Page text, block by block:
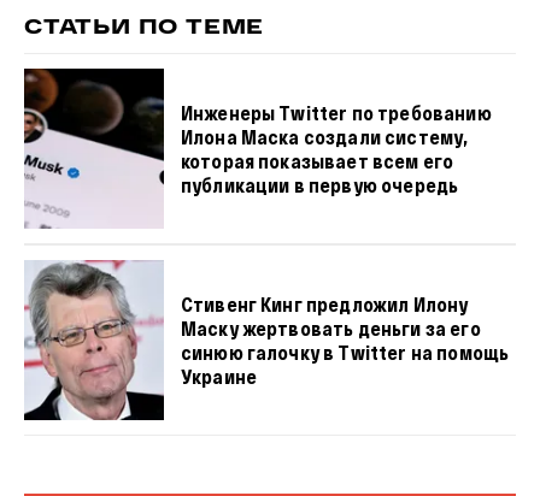
СТАТЬИ ПО ТЕМЕ
Инженеры Twitter по требованию
Илона Маска создали систему,
которая показывает всем его
публикации в первую очередь
Стивенг Кинг предложил Илону
Маску жертвовать деньги за его
синюю галочку в Twitter на помощь
Украине